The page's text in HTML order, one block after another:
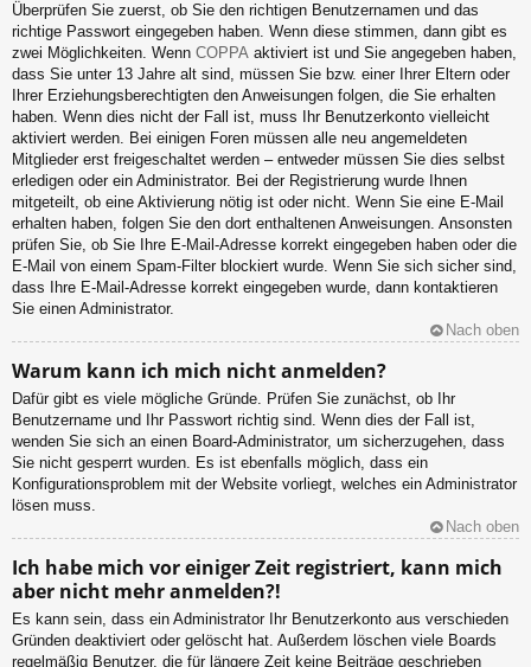
Überprüfen Sie zuerst, ob Sie den richtigen Benutzernamen und das
richtige Passwort eingegeben haben. Wenn diese stimmen, dann gibt es
zwei Möglichkeiten. Wenn COPPA aktiviert ist und Sie angegeben haben,
dass Sie unter 13 Jahre alt sind, müssen Sie bzw. einer Ihrer Eltern oder
Ihrer Erziehungsberechtigten den Anweisungen folgen, die Sie erhalten
haben. Wenn dies nicht der Fall ist, muss Ihr Benutzerkonto vielleicht
aktiviert werden. Bei einigen Foren müssen alle neu angemeldeten
Mitglieder erst freigeschaltet werden – entweder müssen Sie dies selbst
erledigen oder ein Administrator. Bei der Registrierung wurde Ihnen
mitgeteilt, ob eine Aktivierung nötig ist oder nicht. Wenn Sie eine E-Mail
erhalten haben, folgen Sie den dort enthaltenen Anweisungen. Ansonsten
prüfen Sie, ob Sie Ihre E-Mail-Adresse korrekt eingegeben haben oder die
E-Mail von einem Spam-Filter blockiert wurde. Wenn Sie sich sicher sind,
dass Ihre E-Mail-Adresse korrekt eingegeben wurde, dann kontaktieren
Sie einen Administrator.
Nach oben
Warum kann ich mich nicht anmelden?
Dafür gibt es viele mögliche Gründe. Prüfen Sie zunächst, ob Ihr
Benutzername und Ihr Passwort richtig sind. Wenn dies der Fall ist,
wenden Sie sich an einen Board-Administrator, um sicherzugehen, dass
Sie nicht gesperrt wurden. Es ist ebenfalls möglich, dass ein
Konfigurationsproblem mit der Website vorliegt, welches ein Administrator
lösen muss.
Nach oben
Ich habe mich vor einiger Zeit registriert, kann mich
aber nicht mehr anmelden?!
Es kann sein, dass ein Administrator Ihr Benutzerkonto aus verschieden
Gründen deaktiviert oder gelöscht hat. Außerdem löschen viele Boards
regelmäßig Benutzer, die für längere Zeit keine Beiträge geschrieben